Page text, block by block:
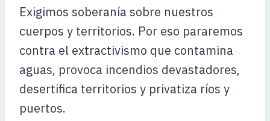
Exigimos soberanía sobre nuestros
cuerpos y territorios. Por eso pararemos
contra el extractivismo que contamina
aguas, provoca incendios devastadores,
desertifica territorios y privatiza ríos y
puertos.